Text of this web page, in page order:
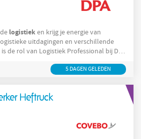
logistieken krijg je energie van
uitdagingen en verschillende
de rol van Logistiek Professional bij DPA
groei
interim-opdrachten bij verschillende
5 DAGEN GELEDEN
Heftruck